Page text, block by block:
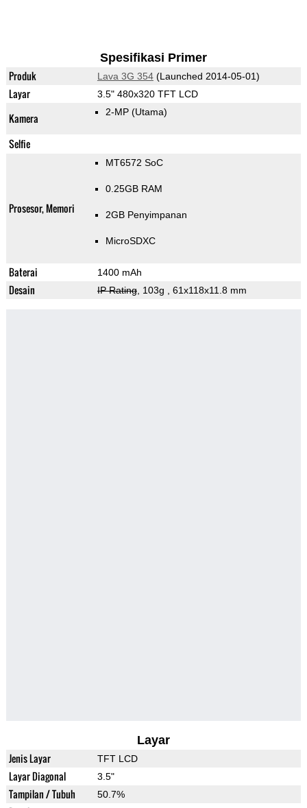
Spesifikasi Primer
Produk Lava 3G 354(Launched 2014-05-01)
Layar 3.5" 480x320 TFT LCD
Kamera 2-MP (Utama)
Selfie
Prosesor, Memori
MT6572 SoC
0.25GB RAM
2GB Penyimpanan
MicroSDXC
Baterai 1400 mAh
Desain IP Rating, 103g , 61x118x11.8 mm
Layar
Jenis Layar TFT LCD
Layar Diagonal 3.5"
Tampilan / Tubuh 50.7%